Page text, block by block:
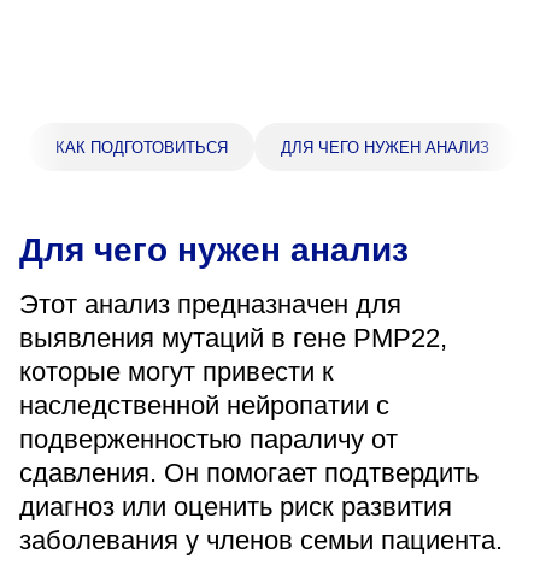
«Парус»
Понедельник — четверг
перерыв 12:00–12:30
Пятница
08:00–15:45
перерыв 12:00–12:30
Администратор
+7 (4742) 72-73-31
КАК ПОДГОТОВИТЬСЯ ДЛЯ ЧЕГО НУЖЕН АНАЛИЗ
Для чего нужен анализ
Этот анализ предназначен для
выявления мутаций в гене PMP22,
которые могут привести к
наследственной нейропатии с
подверженностью параличу от
сдавления. Он помогает подтвердить
диагноз или оценить риск развития
заболевания у членов семьи пациента.